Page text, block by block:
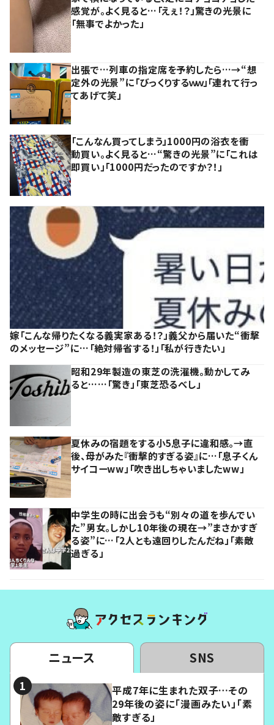
感覚が。よく見ると…「えぇ！？」驚きの光景に
「無事でよかった」
出張で…列車の指定席を予約したら…→“想
定外の光景”に「びっくりするｗｗ」「連れて行っ
てあげて笑」
「こんなん買ってしまう」1000円の浴衣を衝
動買い。よく見ると…“驚きの光景”に「これは
即買い」「1000円だったのですか？！」
嫁「こんな帰りたくなる義実家ある！？」義父から届いた“衝撃
のメッセージ”に…「絶対帰省する！」「私が行きたい」
昭和29年製造の東芝の洗濯機。動かしてみ
ると……「驚き」「東芝恐るべし」
夏休みの宿題をする小5息子に違和感。→直
後、母がみた『衝撃的すぎる姿』に…「息子くん
サイコーww」「吹き出しちゃいましたww」
中学生の時に出会うも“別々の道を歩んでい
た”男女。しかし10年後の現在→”まさかすぎ
る姿”に…「2人とも遠回りしたんだね」「素敵
過ぎる」
ニュース SNS
平成7年に生まれた双子…その
29年後の姿に「漫画みたい」「素
敵すぎる」